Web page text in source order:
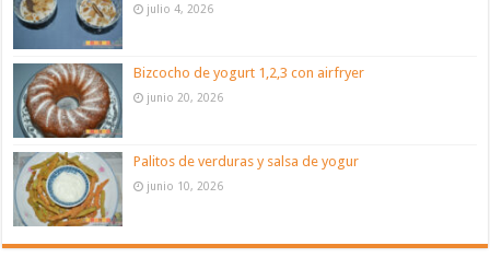
julio 4, 2026
Bizcocho de yogurt 1,2,3 con airfryer
junio 20, 2026
Palitos de verduras y salsa de yogur
junio 10, 2026